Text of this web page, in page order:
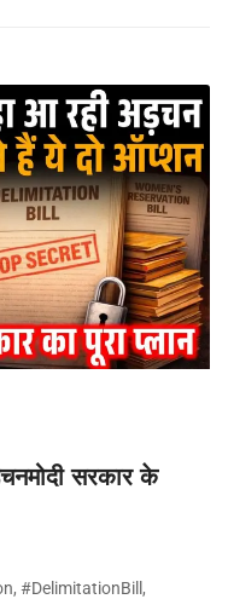
सरकार के
, #DelimitationBill ,